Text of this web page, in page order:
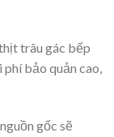
trâu gác bếp
phí bảo quản cao,
gốc sẽ